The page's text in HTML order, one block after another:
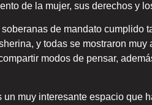
de la mujer, sus derechos y
de mandato cumplido
y todas se mostraron
modos de pensar,
un muy interesante espacio que